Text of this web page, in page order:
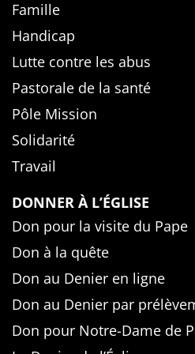
Famille
Handicap
Lutte contre les abus
Pastorale de la santé
Pôle Mission
Solidarité
Travail
DONNER À L’ÉGLISE
Don pour la visite du Pape
Don à la quête
Don au Denier en ligne
Don au Denier par
Don pour Notre-Dame de